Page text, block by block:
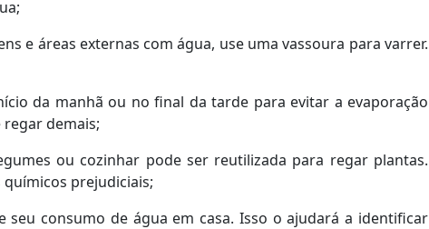
e áreas externas com água, use uma vassoura para varrer.
da manhã ou no final da tarde para evitar a evaporação
regar demais;
ou cozinhar pode ser reutilizada para regar plantas.
prejudiciais;
consumo de água em casa. Isso o ajudará a identificar